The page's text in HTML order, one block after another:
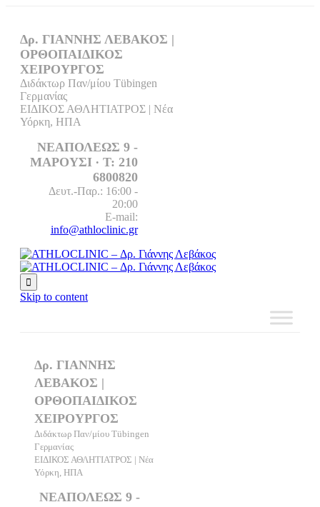
Δρ. ΓΙΑΝΝΗΣ ΛΕΒΑΚΟΣ |
ΟΡΘΟΠΑΙΔΙΚΟΣ
ΧΕΙΡΟΥΡΓΟΣ
Διδάκτωρ Παν/μίου Tübingen
Γερμανίας
ΕΙΔΙΚΟΣ ΑΘΛΗΤΙΑΤΡΟΣ | Νέα
Υόρκη, ΗΠΑ
ΝΕΑΠΟΛΕΩΣ 9 -
ΜΑΡΟΥΣΙ ∙ T: 210
6800820
Δευτ.-Παρ.: 16:00 -
20:00
E-mail:
info@athloclinic.gr

Skip to content
Δρ. ΓΙΑΝΝΗΣ
ΛΕΒΑΚΟΣ |
ΟΡΘΟΠΑΙΔΙΚΟΣ
ΧΕΙΡΟΥΡΓΟΣ
Διδάκτωρ Παν/μίου Tübingen
Γερμανίας
ΕΙΔΙΚΟΣ ΑΘΛΗΤΙΑΤΡΟΣ | Νέα
Υόρκη, ΗΠΑ
ΝΕΑΠΟΛΕΩΣ 9 -